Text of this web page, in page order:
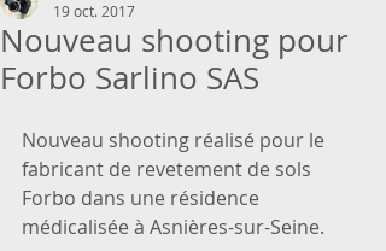
Nouveau shooting pour
Forbo Sarlino SAS
19 oct. 2017
Nouveau shooting réalisé pour le
fabricant de revetement de sols
Forbo dans une résidence
médicalisée à Asnières-sur-Seine.